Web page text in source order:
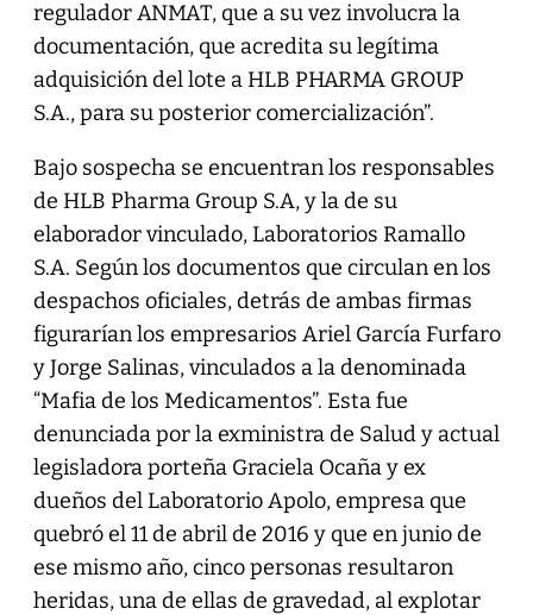
regulador ANMAT, que a su vez involucra la
documentación, que acredita su legítima
adquisición del lote a HLB PHARMA GROUP
S.A., para su posterior comercialización”.
Bajo sospecha se encuentran los responsables
de HLB Pharma Group S.A, y la de su
elaborador vinculado, Laboratorios Ramallo
S.A. Según los documentos que circulan en los
despachos oficiales, detrás de ambas firmas
figurarían los empresarios Ariel García Furfaro
y Jorge Salinas, vinculados a la denominada
“Mafia de los Medicamentos”. Esta fue
denunciada por la exministra de Salud y actual
legisladora porteña Graciela Ocaña y ex
dueños del Laboratorio Apolo, empresa que
quebró el 11 de abril de 2016 y que en junio de
ese mismo año, cinco personas resultaron
heridas, una de ellas de gravedad, al explotar